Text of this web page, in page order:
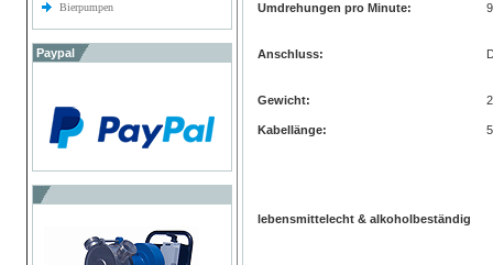
Bierpumpen
Paypal
Umdrehungen pro Minute:
Anschluss:
Gewicht:
Kabellänge:
lebensmittelecht & alkoholbeständig